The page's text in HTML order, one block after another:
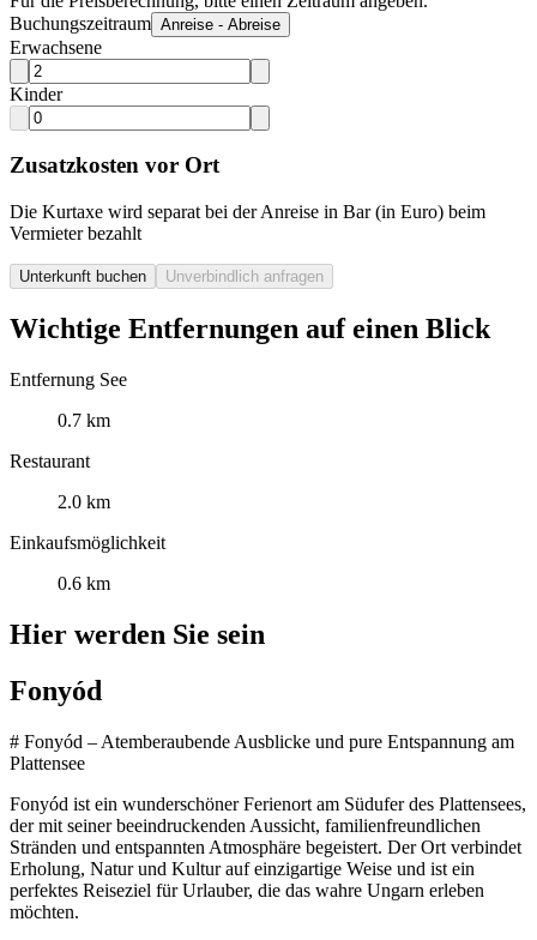
Buchungszeitraum Anreise - Abreise
Erwachsene
Kinder
Zusatzkosten vor Ort
Die Kurtaxe wird separat bei der Anreise in Bar (in Euro) beim
Vermieter bezahlt
Unterkunft buchen Unverbindlich anfragen
Wichtige Entfernungen auf einen Blick
Entfernung See
0.7 km
Restaurant
2.0 km
Einkaufsmöglichkeit
0.6 km
Hier werden Sie sein
Fonyód
# Fonyód – Atemberaubende Ausblicke und pure Entspannung am
Plattensee
Fonyód ist ein wunderschöner Ferienort am Südufer des Plattensees,
der mit seiner beeindruckenden Aussicht, familienfreundlichen
Stränden und entspannten Atmosphäre begeistert. Der Ort verbindet
Erholung, Natur und Kultur auf einzigartige Weise und ist ein
perfektes Reiseziel für Urlauber, die das wahre Ungarn erleben
möchten.